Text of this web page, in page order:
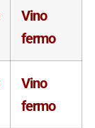
Vino
fermo
Vino
fermo